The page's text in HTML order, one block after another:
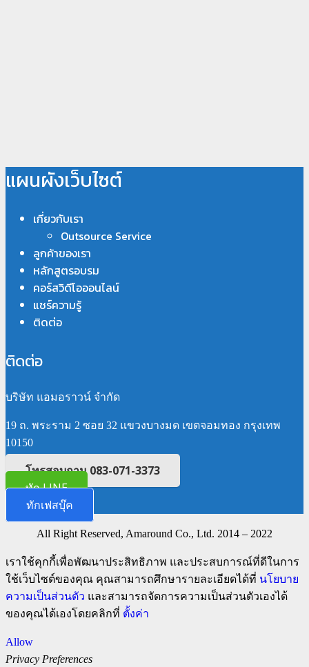
แผนผังเว็บไซต์
เกี่ยวกับเรา
Outsource Service
ลูกค้าของเรา
หลักสูตรอบรม
คอร์สวิดีโอออนไลน์
แชร์ความรู้
ติดต่อ
ติดต่อ
บริษัท แอมอราวน์ จำกัด
19 ถ. พระราม 2 ซอย 32 แขวงบางมด เขตจอมทอง กรุงเทพ
10150
โทรสอบถาม 083-071-3373
ทัก LINE
ทักเฟสบุ๊ค
All Right Reserved, Amaround Co., Ltd. 2014 – 2022
เราใช้คุกกี้เพื่อพัฒนาประสิทธิภาพ และประสบการณ์ที่ดีในการ
ใช้เว็บไซต์ของคุณ คุณสามารถศึกษารายละเอียดได้ที่ นโยบาย
ความเป็นส่วนตัว และสามารถจัดการความเป็นส่วนตัวเองได้
ของคุณได้เองโดยคลิกที่ ตั้งค่า
Allow
Privacy Preferences